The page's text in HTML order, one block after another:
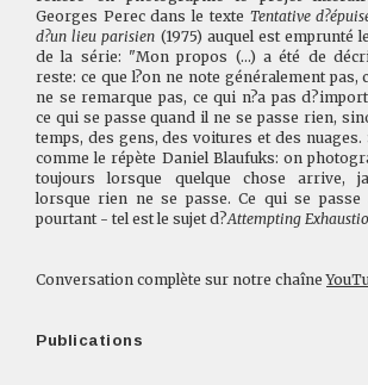
Georges Perec dans le texte Tentative
d?un lieu parisien (1975) auquel est emprunté
de la série: "Mon propos (...) a été de
reste: ce que l?on ne note généralement pas,
ne se remarque pas, ce qui n?a pas
ce qui se passe quand il ne se passe rien,
temps, des gens, des voitures et des nuages.
comme le répète Daniel Blaufuks: on
toujours lorsque quelque chose arrive,
lorsque rien ne se passe. Ce qui se passe
pourtant - tel est le sujet d?Attempting
Conversation complète sur notre chaîne
Publications